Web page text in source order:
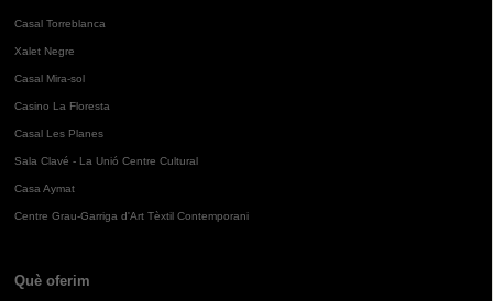
Casal Torreblanca
Xalet Negre
Casal Mira-sol
Casino La Floresta
Casal Les Planes
Sala Clavé - La Unió Centre Cultural
Casa Aymat
Centre Grau-Garriga d'Art Tèxtil Contemporani
Què oferim